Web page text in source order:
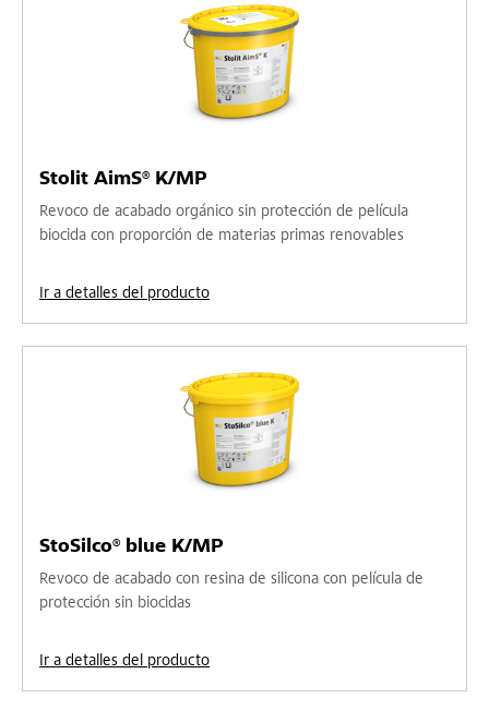
Stolit AimS® K/MP
Revoco de acabado orgánico sin protección de película
biocida con proporción de materias primas renovables
Ir a detalles del producto
StoSilco® blue K/MP
Revoco de acabado con resina de silicona con película de
protección sin biocidas
Ir a detalles del producto